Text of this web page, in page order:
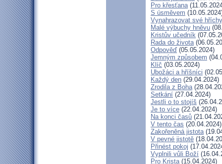
Pro křesťana
S úsměvem
Vynahrazovat své hříchy
Malé výbuchy hněvu
Kristův učedník
Rada do života
Odpověď (05.05.2024)
Jemným způsobem
Klíč (03.05.2024)
Ubožáci a hříšníci
Každý den (29.04.2024)
Zrodila z Boha
Setkání (27.04.2024)
Jestli o to stojíš
Je to více (22.04.2024)
Na konci časů
V tento čas (20.04.2024)
Zakořeněná jistota
V pevné jistotě
Přinést pokoj
Vyplnili vůli Boží
Pro Krista(15.04.2024)